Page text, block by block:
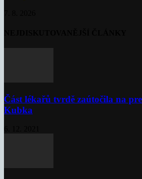
Část lékařů tvrdě zaútočila na
Kubka